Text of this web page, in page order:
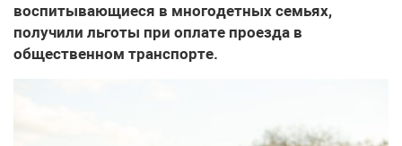
воспитывающиеся в многодетных семьях,
получили льготы при оплате проезда в
общественном транспорте.